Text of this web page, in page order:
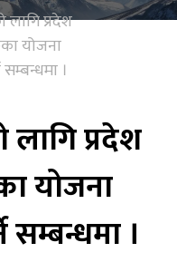
प्रदेश
योजना
सम्बन्धमा ।
प्रदेश
योजना
सम्बन्धमा ।